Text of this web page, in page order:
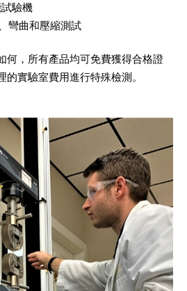
驗機
彎曲和壓縮測試
何，所有產品均可免費獲得合格證
實驗室費用進行特殊檢測。